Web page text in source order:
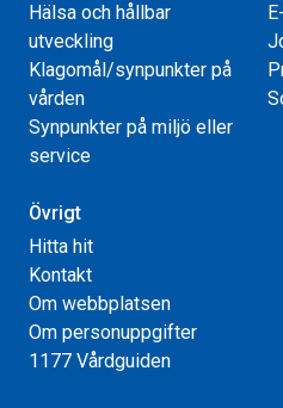
Hälsa och hållbar
utveckling
Klagomål/synpunkter på
vården
Synpunkter på miljö eller
service
Övrigt
Hitta hit
Kontakt
Om webbplatsen
Om personuppgifter
1177 Vårdguiden